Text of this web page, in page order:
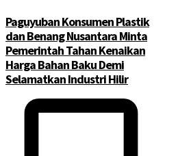
Paguyuban Konsumen Plastik
dan Benang Nusantara Minta
Pemerintah Tahan Kenaikan
Harga Bahan Baku Demi
Selamatkan Industri Hilir